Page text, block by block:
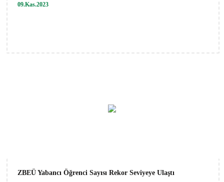
09.Kas.2023
ZBEÜ Yabancı Öğrenci Sayısı Rekor Seviyeye Ulaştı